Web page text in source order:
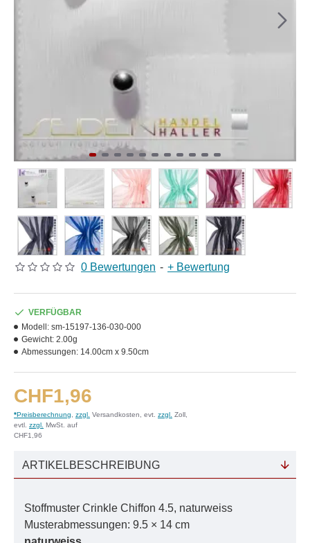
0 Bewertungen - + Bewertung
CHF1,96
*Preisberechnung zzgl. Versandkosten, evt. zzgl. Zoll,
evtl. zzgl. MwSt. auf
CHF1,96
VERFÜGBAR
Modell: sm-15197-136-030-000
Gewicht: 2.00g
Abmessungen: 14.00cm x 9.50cm
ARTIKELBESCHREIBUNG
Stoffmuster Crinkle Chiffon 4.5, naturweiss
Musterabmessungen: 9.5 × 14 cm